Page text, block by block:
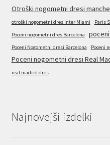
Otroški nogometni dresi
otroški nogometni dres Inter Miami
Paris
Poceni nogometni dres Barcelona
Poceni Nogometni dresi Barcelona Poceni
Poceni nogometni dresi Real
real madrid dres
Najnovejši izdelki